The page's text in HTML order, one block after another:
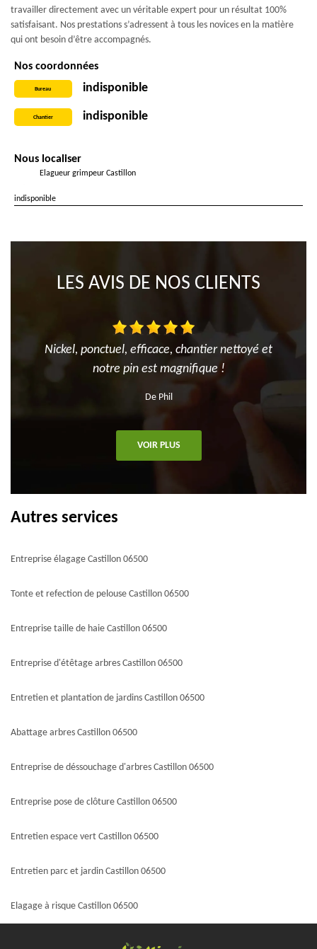
travailler directement avec un véritable expert pour un résultat 100%
satisfaisant. Nos prestations s’adressent à tous les novices en la matière
qui ont besoin d’être accompagnés.
Nos coordonnées
Bureau indisponible
Chantier indisponible
Nous localiser
Elagueur grimpeur Castillon
indisponible
LES AVIS DE NOS CLIENTS
Nickel, ponctuel, efficace, chantier nettoyé et
notre pin est magnifique !
De Phil
VOIR PLUS
Autres services
Entreprise élagage Castillon 06500
Tonte et refection de pelouse Castillon 06500
Entreprise taille de haie Castillon 06500
Entreprise d'étêtage arbres Castillon 06500
Entretien et plantation de jardins Castillon 06500
Abattage arbres Castillon 06500
Entreprise de déssouchage d'arbres Castillon 06500
Entreprise pose de clôture Castillon 06500
Entretien espace vert Castillon 06500
Entretien parc et jardin Castillon 06500
Elagage à risque Castillon 06500